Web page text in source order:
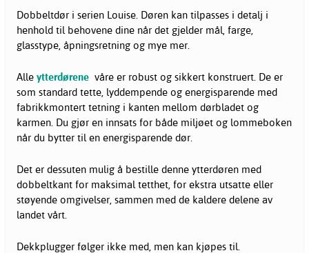
Dobbeltdør i serien Louise. Døren kan tilpasses i detalj i
henhold til behovene dine når det gjelder mål, farge,
glasstype, åpningsretning og mye mer.
Alle ytterdørene våre er robust og sikkert konstruert. De er
som standard tette, lyddempende og energisparende med
fabrikkmontert tetning i kanten mellom dørbladet og
karmen. Du gjør en innsats for både miljøet og lommeboken
når du bytter til en energisparende dør.
Det er dessuten mulig å bestille denne ytterdøren med
dobbeltkant for maksimal tetthet, for ekstra utsatte eller
støyende omgivelser, sammen med de kaldere delene av
landet vårt.
Dekkplugger følger ikke med, men kan kjøpes til.